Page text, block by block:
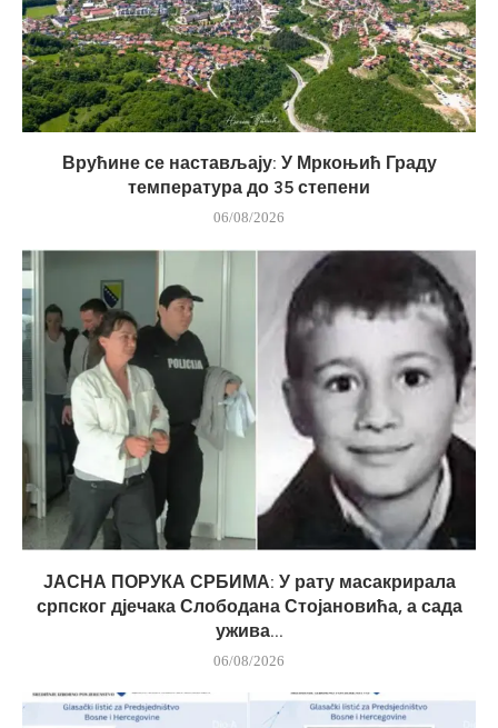
Врућине се настављају: У Мркоњић Граду
температура до 35 степени
06/08/2026
ЈАСНА ПОРУКА СРБИМА: У рату масакрирала
српског дјечака Слободана Стојановића, а сада
ужива...
06/08/2026